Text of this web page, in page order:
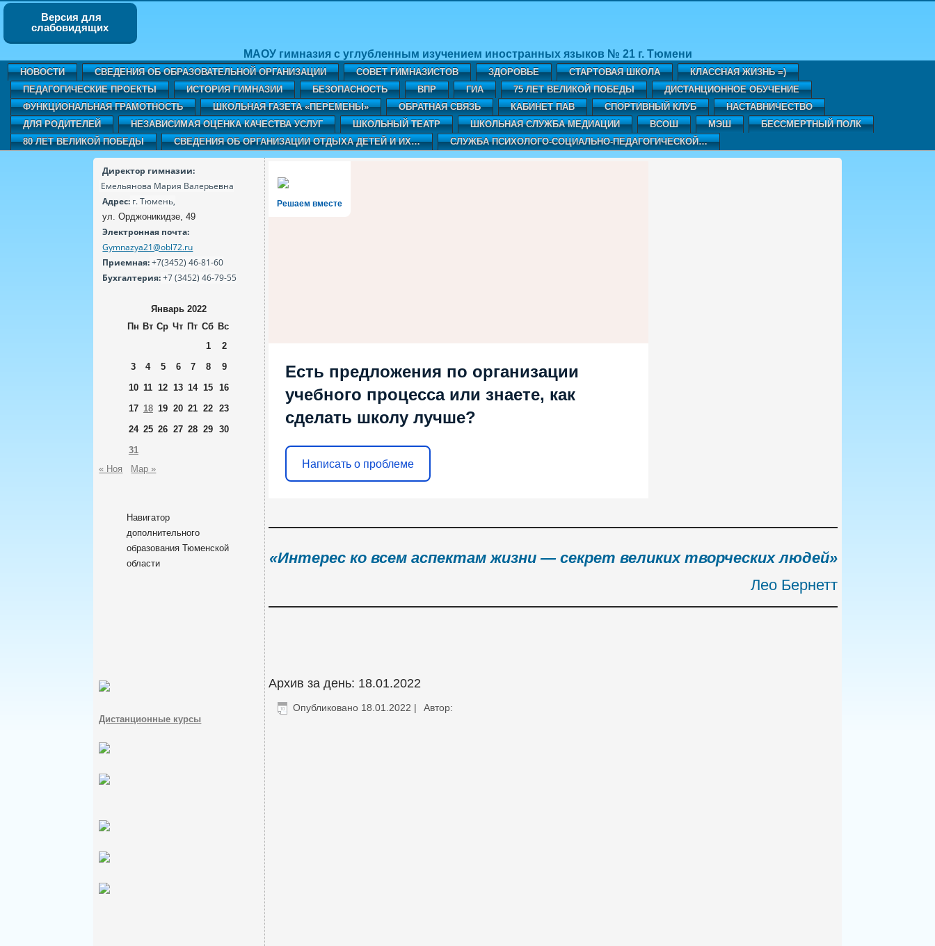
Версия для
слабовидящих
МАОУ гимназия с углубленным изучением иностранных языков № 21 г. Тюмени
НОВОСТИ СВЕДЕНИЯ ОБ ОБРАЗОВАТЕЛЬНОЙ ОРГАНИЗАЦИИ СОВЕТ ГИМНАЗИСТОВ ЗДОРОВЬЕ СТАРТОВАЯ ШКОЛА
КЛАССНАЯ ЖИЗНЬ =)
ПЕДАГОГИЧЕСКИЕ ПРОЕКТЫ
ИСТОРИЯ ГИМНАЗИИ БЕЗОПАСНОСТЬ ВПР ГИА 75 ЛЕТ ВЕЛИКОЙ ПОБЕДЫ
ДИСТАНЦИОННОЕ ОБУЧЕНИЕ
ФУНКЦИОНАЛЬНАЯ ГРАМОТНОСТЬ
ШКОЛЬНАЯ ГАЗЕТА «ПЕРЕМЕНЫ» ОБРАТНАЯ СВЯЗЬ КАБИНЕТ ПАВ CПОРТИВНЫЙ КЛУБ
НАСТАВНИЧЕСТВО
ДЛЯ РОДИТЕЛЕЙ
НЕЗАВИСИМАЯ ОЦЕНКА КАЧЕСТВА УСЛУГ ШКОЛЬНЫЙ ТЕАТР ШКОЛЬНАЯ СЛУЖБА МЕДИАЦИИ ВСОШ МЭШ
БЕССМЕРТНЫЙ ПОЛК
80 ЛЕТ ВЕЛИКОЙ ПОБЕДЫ
СВЕДЕНИЯ ОБ ОРГАНИЗАЦИИ ОТДЫХА ДЕТЕЙ И ИХ… СЛУЖБА ПСИХОЛОГО-СОЦИАЛЬНО-ПЕДАГОГИЧЕСКОЙ…
Директор гимназии:
Емельянова Мария Валерьевна
Адрес: г. Тюмень,
ул. Орджоникидзе, 49
Электронная почта:
Gymnazya21@obl72.ru
Приемная:+7(3452) 46-81-60
Бухгалтерия:+7 (3452) 46-79-55
Январь 2022
Пн Вт Ср Чт Пт Сб Вс
1
2
3
4 5 6 7 8
9
10 11 12 13 14 15
16
17 18 19 20 21 22
23
24 25 26 27 28 29
30
31
« Ноя
Мар »
Навигатор
дополнительного
образования Тюменской
области
Дистанционные курсы
Решаем вместе
Есть предложения по организации
учебного процесса или знаете, как
сделать школу лучше?
Написать о проблеме
«Интерес ко всем аспектам жизни — секрет великих творческих людей»
Лео Бернетт
Архив за день: 18.01.2022
Опубликовано 18.01.2022 | Автор: